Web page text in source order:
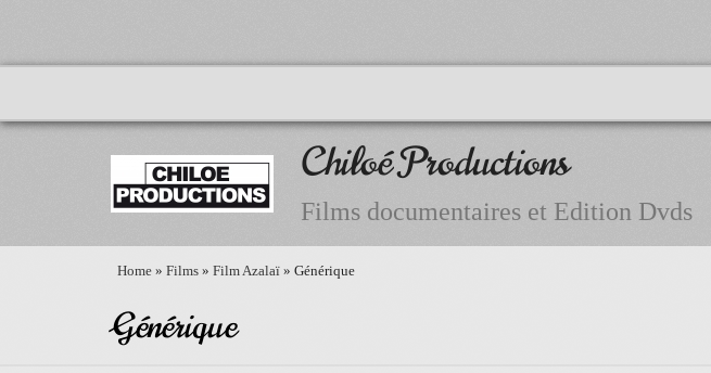
Chiloé Productions
Films documentaires et Edition Dvds
Home » Films » Film Azalaï » Générique
Générique